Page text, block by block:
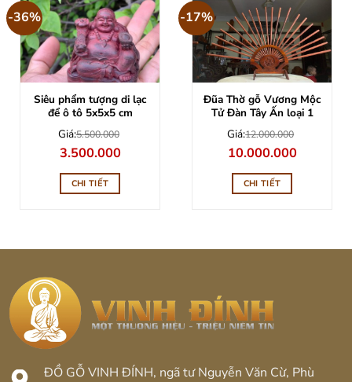
-36%
Siêu phẩm tượng di lạc
để ô tô 5x5x5 cm
Giá:5.500.000
Giá
gốc
là:
5.500.000.
3.500.000Giá
hiện
tại
3.500.000.
CHI TIẾT
-17%
Đũa Thờ gỗ Vương Mộc
Tử Đàn Tây Ấn loại 1
Giá:12.000.000
Giá
gốc
là:
12.000.000.
10.000.000Giá
hiện
CHI TIẾT
ĐỒ GỖ VINH ĐÍNH, ngã tư Nguyễn Văn Cừ, Phù